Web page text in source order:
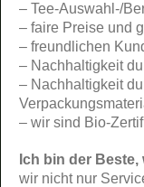
– Tee-Auswahl-/
– faire Preise und
– freundlichen
– Nachhaltigkeit
– Nachhaltigkeit
– wir sind Bio-
Ich bin der
wir nicht nur